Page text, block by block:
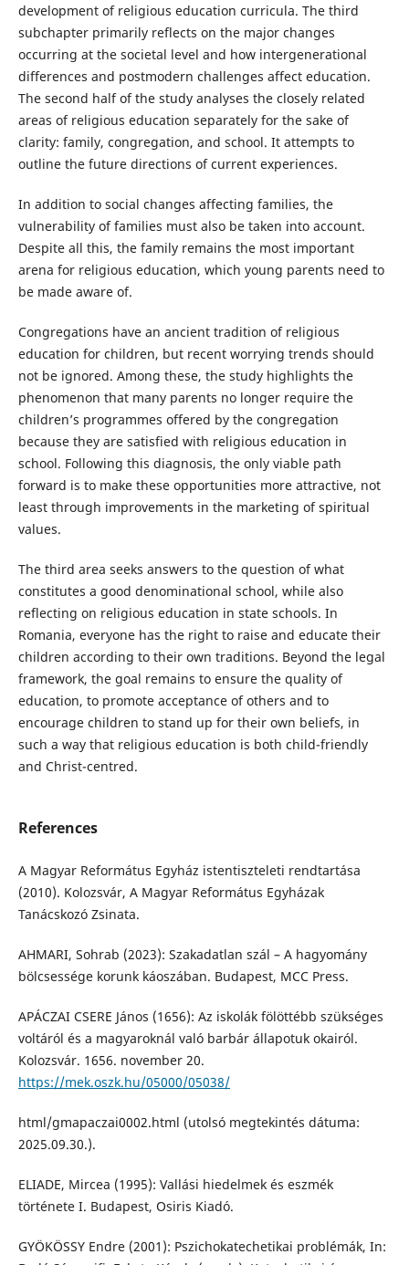
development of religious education curricula. The third
subchapter primarily reflects on the major changes
occurring at the societal level and how intergenerational
differences and postmodern challenges affect education.
The second half of the study analyses the closely related
areas of religious education separately for the sake of
clarity: family, congregation, and school. It attempts to
outline the future directions of current experiences.
In addition to social changes affecting families, the
vulnerability of families must also be taken into account.
Despite all this, the family remains the most important
arena for religious education, which young parents need to
be made aware of.
Congregations have an ancient tradition of religious
education for children, but recent worrying trends should
not be ignored. Among these, the study highlights the
phenomenon that many parents no longer require the
children’s programmes offered by the congregation
because they are satisfied with religious education in
school. Following this diagnosis, the only viable path
forward is to make these opportunities more attractive, not
least through improvements in the marketing of spiritual
values.
The third area seeks answers to the question of what
constitutes a good denominational school, while also
reflecting on religious education in state schools. In
Romania, everyone has the right to raise and educate their
children according to their own traditions. Beyond the legal
framework, the goal remains to ensure the quality of
education, to promote acceptance of others and to
encourage children to stand up for their own beliefs, in
such a way that religious education is both child-friendly
and Christ-centred.
References
A Magyar Református Egyház istentiszteleti rendtartása
(2010). Kolozsvár, A Magyar Református Egyházak
Tanácskozó Zsinata.
AHMARI, Sohrab (2023): Szakadatlan szál – A hagyomány
bölcsessége korunk káoszában. Budapest, MCC Press.
APÁCZAI CSERE János (1656): Az iskolák fölöttébb szükséges
voltáról és a magyaroknál való barbár állapotuk okairól.
Kolozsvár. 1656. november 20.
https://mek.oszk.hu/05000/05038/
html/gmapaczai0002.html (utolsó megtekintés dátuma:
2025.09.30.).
ELIADE, Mircea (1995): Vallási hiedelmek és eszmék
története I. Budapest, Osiris Kiadó.
GYÖKÖSSY Endre (2001): Pszichokatechetikai problémák, In: